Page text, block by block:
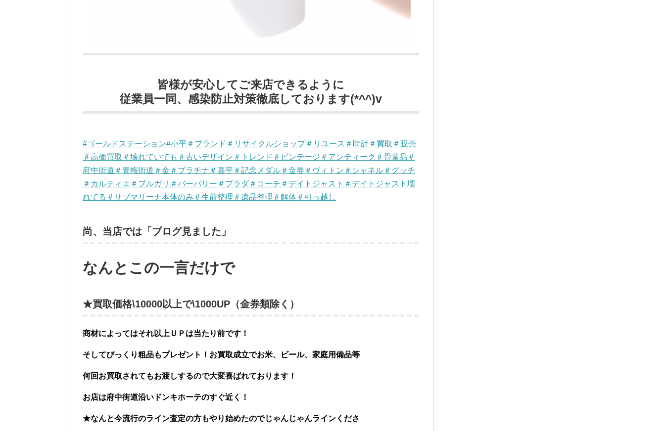
皆様が安心してご来店できるように
従業員一同、感染防止対策徹底しております(*^^)v
#ゴールドステーション#小平＃ブランド＃リサイクルショップ＃リユース＃時計＃買取＃販売
＃高価買取＃壊れていても＃古いデザイン＃トレンド＃ビンテージ＃アンティーク＃骨董品＃
府中街道＃青梅街道＃金＃プラチナ＃喜平＃記念メダル＃金券＃ヴィトン＃シャネル＃グッチ
＃カルティエ＃ブルガリ＃バーバリー＃プラダ＃コーチ＃デイトジャスト＃デイトジャスト壊
れてる＃サブマリーナ本体のみ＃生前整理＃遺品整理＃解体＃引っ越し
尚、当店では「ブログ見ました」
なんとこの一言だけで
★買取価格\10000以上で\1000UP（金券類除く）
商材によってはそれ以上ＵＰは当たり前です！
そしてびっくり粗品もプレゼント！お買取成立でお米、ビール、家庭用備品等
何回お買取されてもお渡しするので大変喜ばれております！
お店は府中街道沿いドンキホーテのすぐ近く！
★なんと今流行のライン査定の方もやり始めたのでじゃんじゃんラインくださ